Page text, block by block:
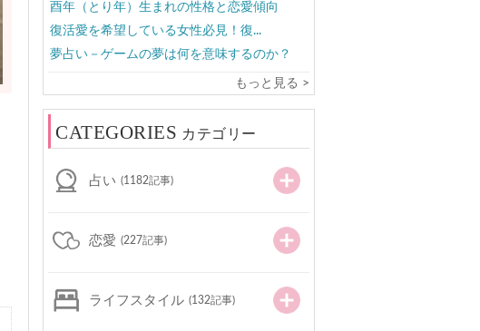
酉年（とり年）生まれの性格と恋愛傾向
復活愛を希望している女性必見！復...
夢占い－ゲームの夢は何を意味するのか？
もっと見る >
CATEGORIES カテゴリー
占い (1182記事)
恋愛 (227記事)
ライフスタイル (132記事)